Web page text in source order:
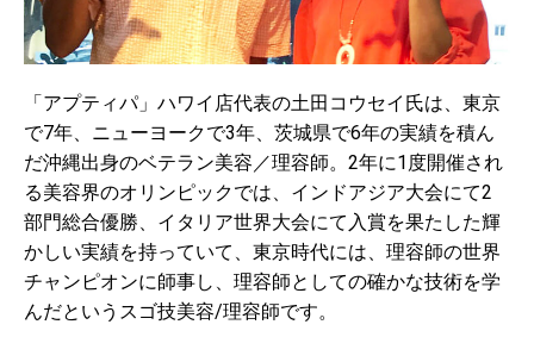
「アプティパ」ハワイ店代表の土田コウセイ氏は、東京
で7年、ニューヨークで3年、茨城県で6年の実績を積ん
だ沖縄出身のベテラン美容／理容師。2年に1度開催され
る美容界のオリンピックでは、インドアジア大会にて2
部門総合優勝、イタリア世界大会にて入賞を果たした輝
かしい実績を持っていて、東京時代には、理容師の世界
チャンピオンに師事し、理容師としての確かな技術を学
んだというスゴ技美容/理容師です。